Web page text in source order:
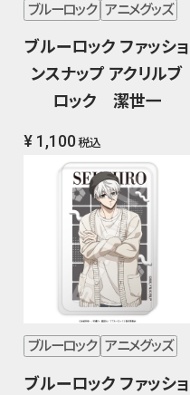
ブルーロック アニメグッズ
ブルーロック ファッショ
ンスナップ アクリルブ
ロック 潔世一
¥ 1,100 税込
ブルーロック アニメグッズ
ブルーロック ファッショ